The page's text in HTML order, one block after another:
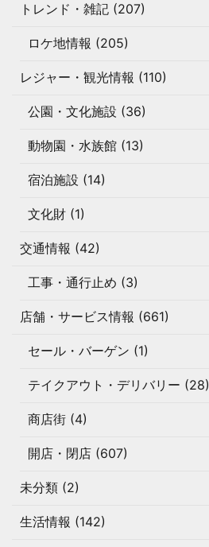
トレンド・雑記 (207)
ロケ地情報 (205)
レジャー・観光情報 (110)
公園・文化施設 (36)
動物園・水族館 (13)
宿泊施設 (14)
文化財 (1)
交通情報 (42)
工事・通行止め (3)
店舗・サービス情報 (661)
セール・バーゲン (1)
テイクアウト・デリバリー (28)
商店街 (4)
開店・閉店 (607)
未分類 (2)
生活情報 (142)